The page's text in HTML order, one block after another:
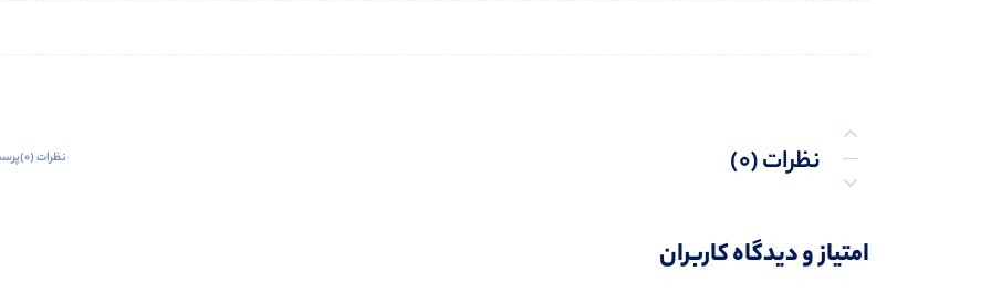
نظرات (0)
نظرات (0)
امتیاز و دیدگاه کاربران